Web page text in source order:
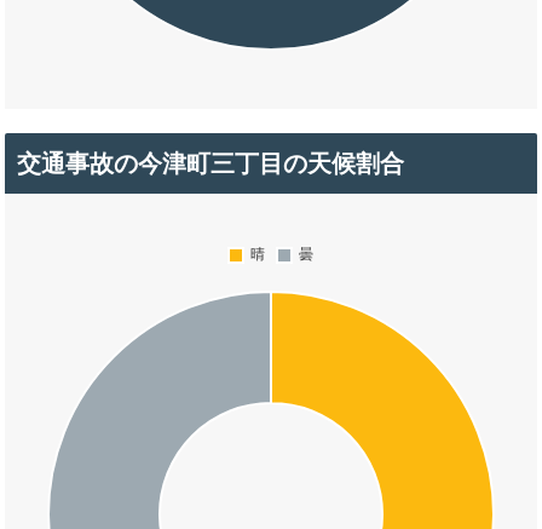
交通事故の今津町三丁目の天候割合